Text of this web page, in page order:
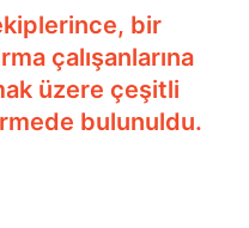
bir
çalışanlarına
üzere çeşitli
bulunuldu.